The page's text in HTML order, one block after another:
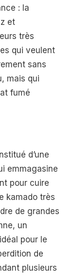
: la
et
très
qui veulent
sans
mais qui
fumé
d’une
emmagasine
pour cuire
kamado très
de grandes
un
pour le
de
plusieurs